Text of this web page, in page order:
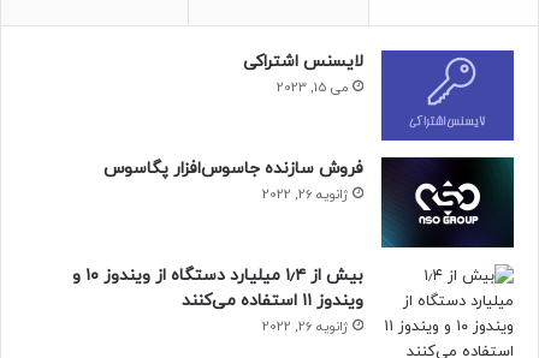
لایسنس اشتراکی
می 15, 2023
فروش سازنده جاسوس‌افزار پگاسوس
ژانویه 26, 2022
بیش از ۱٫۴ میلیارد دستگاه از ویندوز ۱۰ و
ویندوز ۱۱ استفاده می‌کنند
ژانویه 26, 2022